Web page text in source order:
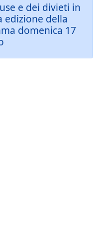
e dei divieti in
edizione della
domenica 17